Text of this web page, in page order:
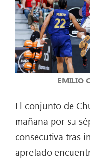
EMILIO
El conjunto de
mañana por su
consecutiva tras
apretado